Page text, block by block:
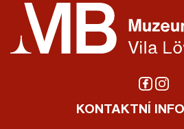
KONTAKTNÍ